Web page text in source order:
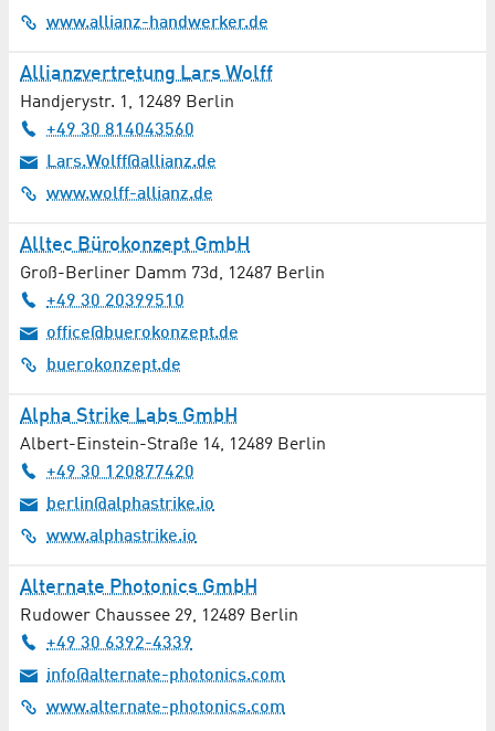
Steuerberatung
Technologieberatung
Telekommunikation
Tiefbau
Übertragungstechnik
Umweltanalytik / Schadstoffanalytik
Universitäre Einrichtungen
Urologie
www.allianz-handwerker.de
Allianzvertretung Lars Wolff
Handjerystr. 1, 12489 Berlin
+49 30 814043560
Lars.Wolff@allianz.de
www.wolff-allianz.de
Alltec Bürokonzept GmbH
Groß-Berliner Damm 73d, 12487 Berlin
+49 30 20399510
office@buerokonzept.de
buerokonzept.de
Alpha Strike Labs GmbH
Albert-Einstein-Straße 14, 12489 Berlin
+49 30 120877420
berlin@alphastrike.io
www.alphastrike.io
Alternate Photonics GmbH
Rudower Chaussee 29, 12489 Berlin
+49 30 6392-4339
info@alternate-photonics.com
www.alternate-photonics.com